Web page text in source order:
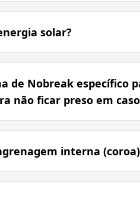
solar?
de Nobreak específico
não ficar preso em
interna